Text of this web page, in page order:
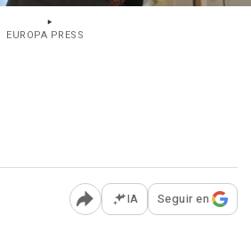
EUROPA PRESS
Abrir opciones para
IA Seguir en